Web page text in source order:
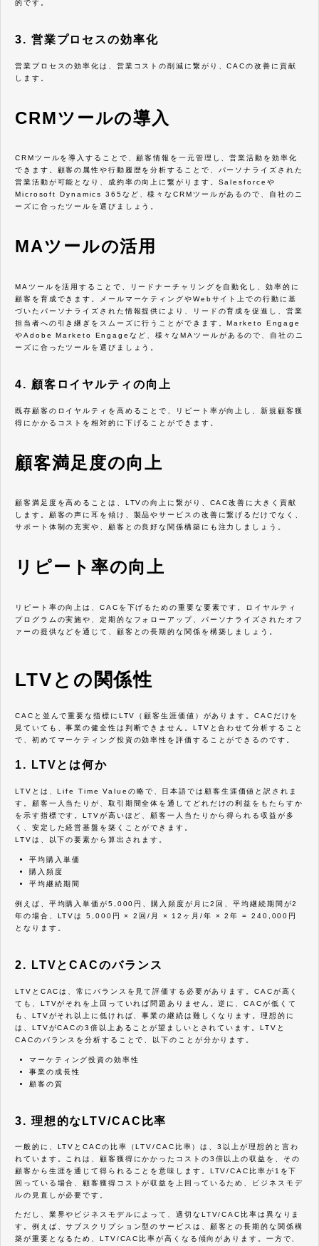
的です。
3. 営業プロセスの効率化
営業プロセスの効率化は、営業コストの削減に繋がり、CACの改善に貢献
します。
CRMツールの導入
CRMツールを導入することで、顧客情報を一元管理し、営業活動を効率化
できます。顧客の属性や行動履歴を分析することで、パーソナライズされた
営業活動が可能となり、成約率の向上に繋がります。Salesforceや
Microsoft Dynamics 365など、様々なCRMツールがあるので、自社のニ
ーズに合ったツールを選びましょう。
MAツールの活用
MAツールを活用することで、リードナーチャリングを自動化し、効率的に
顧客を育成できます。メールマーケティングやWebサイト上での行動に基
づいたパーソナライズされた情報提供により、リードの育成を促進し、営業
担当者への引き継ぎをスムーズに行うことができます。Marketo Engage
やAdobe Marketo Engageなど、様々なMAツールがあるので、自社のニ
ーズに合ったツールを選びましょう。
4. 顧客ロイヤルティの向上
既存顧客のロイヤルティを高めることで、リピート率が向上し、新規顧客獲
得にかかるコストを相対的に下げることができます。
顧客満足度の向上
顧客満足度を高めることは、LTVの向上に繋がり、CAC改善に大きく貢献
します。顧客の声に耳を傾け、製品やサービスの改善に繋げるだけでなく、
サポート体制の充実や、顧客との良好な関係構築にも注力しましょう。
リピート率の向上
リピート率の向上は、CACを下げるための重要な要素です。ロイヤルティ
プログラムの実施や、定期的なフォローアップ、パーソナライズされたオフ
ァーの提供などを通じて、顧客との長期的な関係を構築しましょう。
LTVとの関係性
CACと並んで重要な指標にLTV（顧客生涯価値）があります。CACだけを
見ていても、事業の健全性は判断できません。LTVと合わせて分析すること
で、初めてマーケティング投資の効率性を評価することができるのです。
1. LTVとは何か
LTVとは、Life Time Valueの略で、日本語では顧客生涯価値と訳されま
す。顧客一人当たりが、取引期間全体を通してどれだけの利益をもたらすか
を示す指標です。LTVが高いほど、顧客一人当たりから得られる収益が多
く、安定した経営基盤を築くことができます。
LTVは、以下の要素から算出されます。
平均購入単価
購入頻度
平均継続期間
例えば、平均購入単価が5,000円、購入頻度が月に2回、平均継続期間が2
年の場合、LTVは 5,000円 × 2回/月 × 12ヶ月/年 × 2年 = 240,000円
となります。
2. LTVとCACのバランス
LTVとCACは、常にバランスを見て評価する必要があります。CACが高く
ても、LTVがそれを上回っていれば問題ありません。逆に、CACが低くて
も、LTVがそれ以上に低ければ、事業の継続は難しくなります。理想的に
は、LTVがCACの3倍以上あることが望ましいとされています。LTVと
CACのバランスを分析することで、以下のことが分かります。
マーケティング投資の効率性
事業の成長性
顧客の質
3. 理想的なLTV/CAC比率
一般的に、LTVとCACの比率（LTV/CAC比率）は、3以上が理想的と言わ
れています。これは、顧客獲得にかかったコストの3倍以上の収益を、その
顧客から生涯を通じて得られることを意味します。LTV/CAC比率が1を下
回っている場合、顧客獲得コストが収益を上回っているため、ビジネスモデ
ルの見直しが必要です。
ただし、業界やビジネスモデルによって、適切なLTV/CAC比率は異なりま
す。例えば、サブスクリプション型のサービスは、顧客との長期的な関係構
築が重要となるため、LTV/CAC比率が高くなる傾向があります。一方で、